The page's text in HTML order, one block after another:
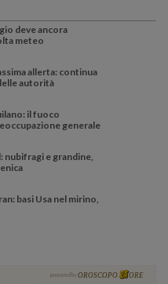
deve ancora
meteo
allerta: continua
autorità
il fuoco
generale
e grandine,
basi Usa nel mirino,
powered by OROSCOPO ORE